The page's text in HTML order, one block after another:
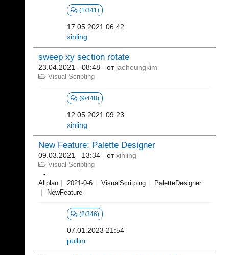
(1/341)
17.05.2021 06:42
xinling
sweep xy section rotate
23.04.2021 - 08:48 - от jaeheungkim
Visual Scripting
(9/448)
12.05.2021 09:23
xinling
New Feature: Palette Designer
09.03.2021 - 13:34 - отxinling
Visual Scripting
Allplan 2021-0-6 VisualScritping
PaletteDesigner
NewFeature
(2/346)
07.01.2023 21:54
pullinr